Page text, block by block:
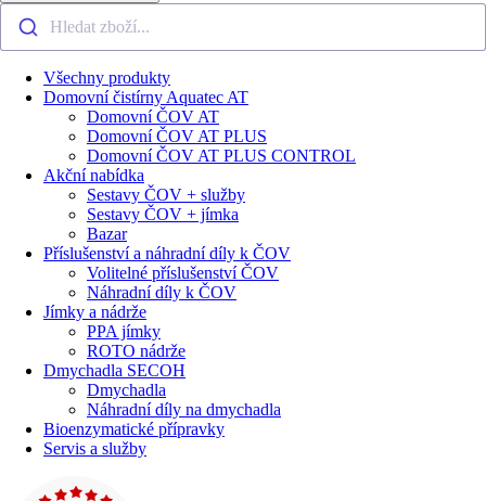
Hledat zboží...
Všechny produkty
Domovní čistírny Aquatec AT
Domovní ČOV AT
Domovní ČOV AT PLUS
Domovní ČOV AT PLUS CONTROL
Akční nabídka
Sestavy ČOV + služby
Sestavy ČOV + jímka
Bazar
Příslušenství a náhradní díly k ČOV
Volitelné příslušenství ČOV
Náhradní díly k ČOV
Jímky a nádrže
PPA jímky
ROTO nádrže
Dmychadla SECOH
Dmychadla
Náhradní díly na dmychadla
Bioenzymatické přípravky
Servis a služby